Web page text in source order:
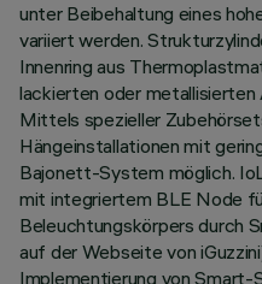
unter Beibehaltung eines
variiert werden.
Innenring aus
lackierten oder metallisierten
Mittels spezieller
Hängeinstallationen mit
Bajonett-System möglich.
mit integriertem BLE Node
Beleuchtungskörpers durch
auf der Webseite von
Implementierung von